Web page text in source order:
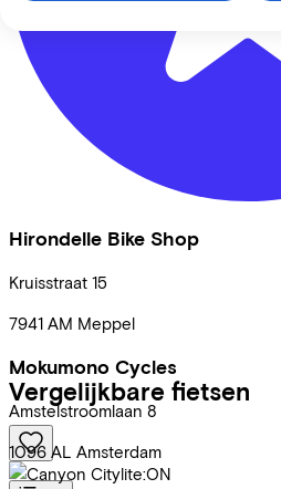
Hirondelle Bike Shop
Kruisstraat 15
7941 AM Meppel
Mokumono Cycles
Amstelstroomlaan 8
1096 AL Amsterdam
Vergelijkbare fietsen